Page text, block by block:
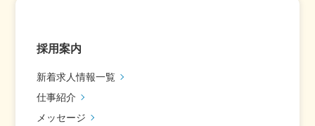
採用案内
新着求人情報一覧
仕事紹介
メッセージ